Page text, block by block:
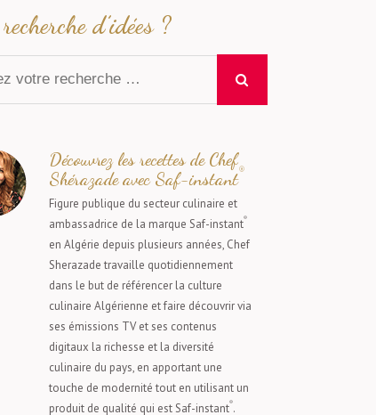
d’idées ?
Découvrez les recettes de Chef
Shérazade avec Saf-instant®
Figure publique du secteur culinaire et
ambassadrice de la marque Saf-instant®
en Algérie depuis plusieurs années, Chef
Sherazade travaille quotidiennement
dans le but de référencer la culture
culinaire Algérienne et faire découvrir via
ses émissions TV et ses contenus
digitaux la richesse et la diversité
culinaire du pays, en apportant une
touche de modernité tout en utilisant un
produit de qualité qui est Saf-instant®.